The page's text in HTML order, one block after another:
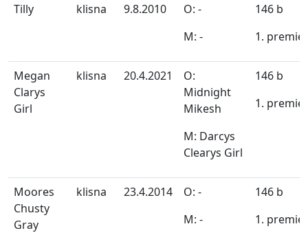
Tilly klisna 9.8.2010
O: -
M: -
146 b
1. premie
Megan
Clarys
Girl
klisna 20.4.2021
O:
Midnight
Mikesh
M: Darcys
Clearys Girl
146 b
1. premie
Moores
Chusty
Gray
klisna 23.4.2014
O: -
M: -
146 b
1. premie